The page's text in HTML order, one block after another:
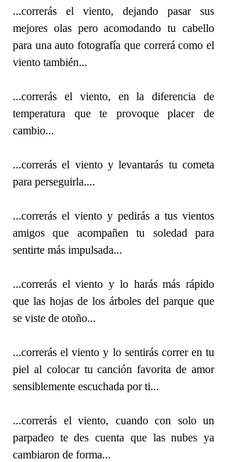
...correrás el viento, dejando pasar sus
mejores olas pero acomodando tu cabello
para una auto fotografía que correrá como el
viento también...
...correrás el viento, en la diferencia de
temperatura que te provoque placer de
cambio...
...correrás el viento y levantarás tu cometa
para perseguirla....
...correrás el viento y pedirás a tus vientos
amigos que acompañen tu soledad para
sentirte más impulsada...
...correrás el viento y lo harás más rápido
que las hojas de los árboles del parque que
se viste de otoño...
...correrás el viento y lo sentirás correr en tu
piel al colocar tu canción favorita de amor
sensiblemente escuchada por ti...
...correrás el viento, cuando con solo un
parpadeo te des cuenta que las nubes ya
cambiaron de forma...